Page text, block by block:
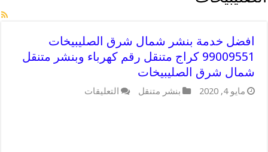
افضل خدمة بنشر شمال شرق الصليبيخات
99009551 كراج متنقل رقم كهرباء وبنشر متنقل
شمال شرق الصليبيخات
مايو 4, 2020 بنشر متنقل التعليقات